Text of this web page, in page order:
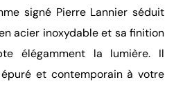
signé Pierre Lannier séduit
acier inoxydable et sa finition
élégamment la lumière. Il
et contemporain à votre